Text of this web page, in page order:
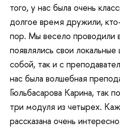
того, у нас была очень
долгое время дружили,
пор. Мы весело проводили
появлялись свои
собой, так и с
нас была волшебная
Гюльбасарова Карина, так
три модуля из четырех.
рассказана очень